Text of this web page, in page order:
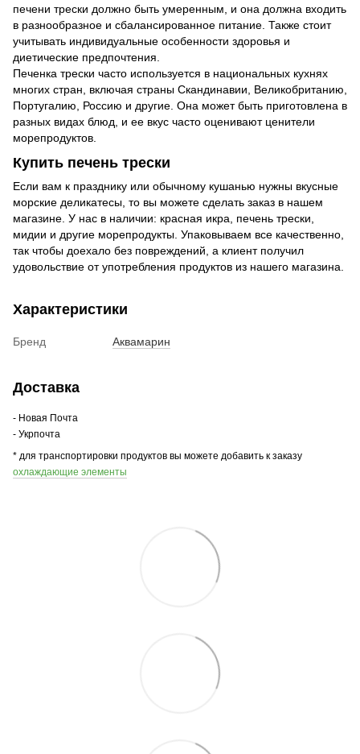
печени трески должно быть умеренным, и она должна входить
в разнообразное и сбалансированное питание. Также стоит
учитывать индивидуальные особенности здоровья и
диетические предпочтения.
Печенка трески часто используется в национальных кухнях
многих стран, включая страны Скандинавии, Великобританию,
Португалию, Россию и другие. Она может быть приготовлена в
разных видах блюд, и ее вкус часто оценивают ценители
морепродуктов.
Купить печень трески
Если вам к празднику или обычному кушанью нужны вкусные
морские деликатесы, то вы можете сделать заказ в нашем
магазине. У нас в наличии: красная икра, печень трески,
мидии и другие морепродукты. Упаковываем все качественно,
так чтобы доехало без повреждений, а клиент получил
удовольствие от употребления продуктов из нашего магазина.
Характеристики
Бренд Аквамарин
Доставка
- Новая Почта
- Укрпочта
* для транспортировки продуктов вы можете добавить к заказу
охлаждающие элементы